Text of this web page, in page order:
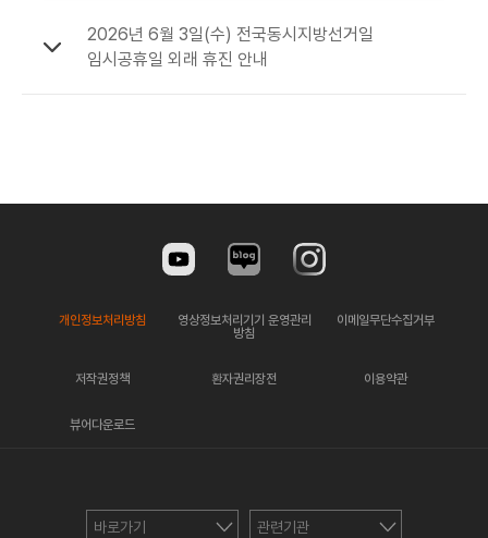
2026년 6월 3일(수) 전국동시지방선거일
임시공휴일 외래 휴진 안내
개인정보처리방침
영상정보처리기기 운영관리
방침
이메일무단수집거부
저작권정책 환자권리장전 이용약관
뷰어다운로드
바로가기 관련기관